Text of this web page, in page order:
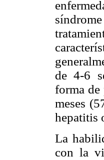
síndrome
de 4-6
forma de
meses
hepatitis
La
con la